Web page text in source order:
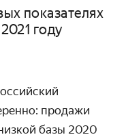
показателях
году
продажи
базы 2020